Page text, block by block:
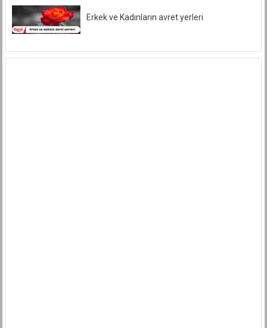
Ve
Benzeri
Tabirlerle
İtham
Erkek ve Kadınların avret yerleri